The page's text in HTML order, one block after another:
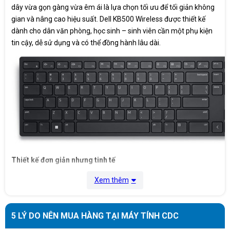
dây vừa gọn gàng vừa êm ái là lựa chọn tối ưu để tối giản không
gian và nâng cao hiệu suất. Dell KB500 Wireless được thiết kế
dành cho dân văn phòng, học sinh – sinh viên cần một phụ kiện
tin cậy, dễ sử dụng và có thể đồng hành lâu dài.
Thiết kế đơn giản nhưng tinh tế
Kiểu dáng full-size, đầy đủ phím chức năng và bàn
Thiết kế mỏng nhẹ, phù hợp với nhiều không gian
làm việc khác nhau.
Xem thêm
5 LÝ DO NÊN MUA HÀNG TẠI MÁY TÍNH CDC